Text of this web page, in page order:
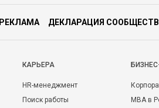
РЕКЛАМА ДЕКЛАРАЦИЯ
КАРЬЕРА
HR-менеджмент
Поиск работы
MBA в